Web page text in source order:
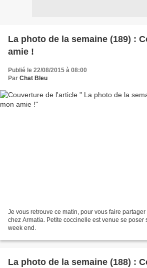
La photo de la semaine (189) :
amie !
Publié le 22/08/2015 à 08:00
Par Chat Bleu
Je vous retrouve ce matin, pour vous faire
chez Armatia. Petite coccinelle est venue se poser
week end.
La photo de la semaine (188) :